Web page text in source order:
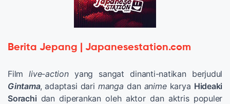
Berita Jepang | Japanesestation.com
Filmlive-actionyang sangat dinanti-natikan berjudul
Gintama, adaptasi dari manga dan animekarya Hideaki
Sorachi dan diperankan oleh aktor dan aktris populer